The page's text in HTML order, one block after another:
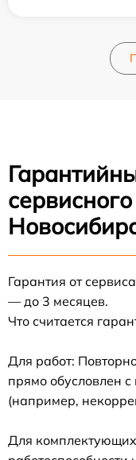
Гарантия от
— до 3 месяцев.
Что считается
Для работ:
прямо обусловлен
(например,
Для